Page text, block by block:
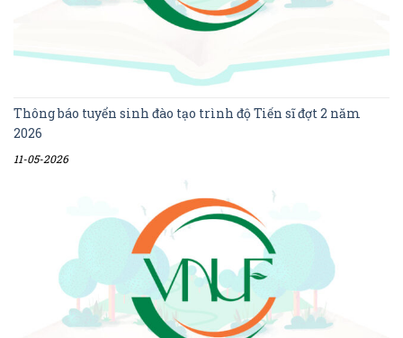
Thông báo tuyển sinh đào tạo trình độ Tiến sĩ đợt 2 năm
2026
11-05-2026